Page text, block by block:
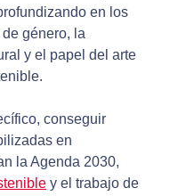
en los
género, la
y el papel del arte
conseguir
en
la Agenda 2030,
y el trabajo de